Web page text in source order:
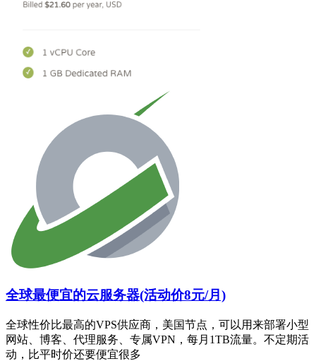
全球最便宜的云服务器(活动价8元/月)
全球性价比最高的VPS供应商，美国节点，可以用来部署小型
网站、博客、代理服务、专属VPN，每月1TB流量。不定期活
动，比平时价还要便宜很多